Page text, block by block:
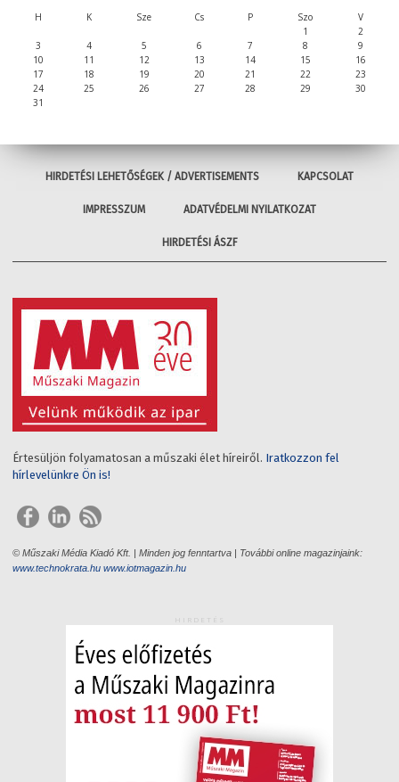
H K Sze Cs P Szo
V
1
2
3
4 5 6 7 8
9
10
11 12 13 14 15
16
17
18 19 20 21 22
23
24
25 26 27 28 29
30
31
HIRDETÉSI LEHETŐSÉGEK / ADVERTISEMENTS KAPCSOLAT
IMPRESSZUM ADATVÉDELMI NYILATKOZAT
HIRDETÉSI ÁSZF
Értesüljön folyamatosan a műszaki élet híreiről. Iratkozzon fel
hírlevelünkre Ön is!
© Műszaki Média Kiadó Kft. | Minden jog fenntartva | További online magazinjaink:
www.technokrata.hu www.iotmagazin.hu
HIRDETÉS